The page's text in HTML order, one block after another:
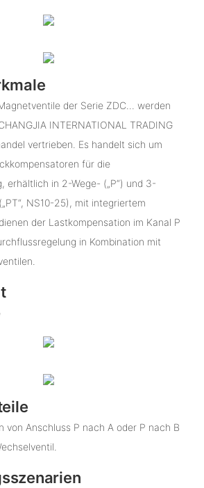
der Serie ZDC... werden
INTERNATIONAL TRADING
vertrieben. Es handelt sich um
für die
erhältlich in 2-Wege- („P“) und 3-
NS10-25), mit integriertem
der Lastkompensation im Kanal P
in Kombination mit
von Anschluss P nach A oder P nach B